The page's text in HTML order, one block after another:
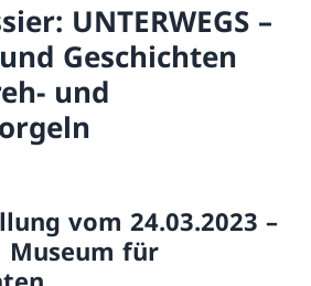
UNTERWEGS –
Geschichten
und
vom 24.03.2023 –
Museum für